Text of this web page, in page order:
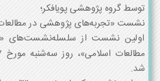
توسط گروه پژوهشی پویافکر؛
نشست «تجربه‌های پژوهشی در مطالعات
اولین نشست از سلسله‌نشست‌های
شد.